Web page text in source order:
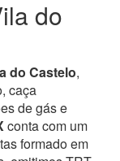
do
do Castelo,
caça
de gás e
conta com um
formado em